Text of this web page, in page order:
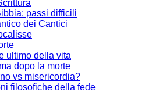
passi difficili
dei Cantici
ultimo della vita
dopo la morte
vs misericordia?
filosofiche della fede